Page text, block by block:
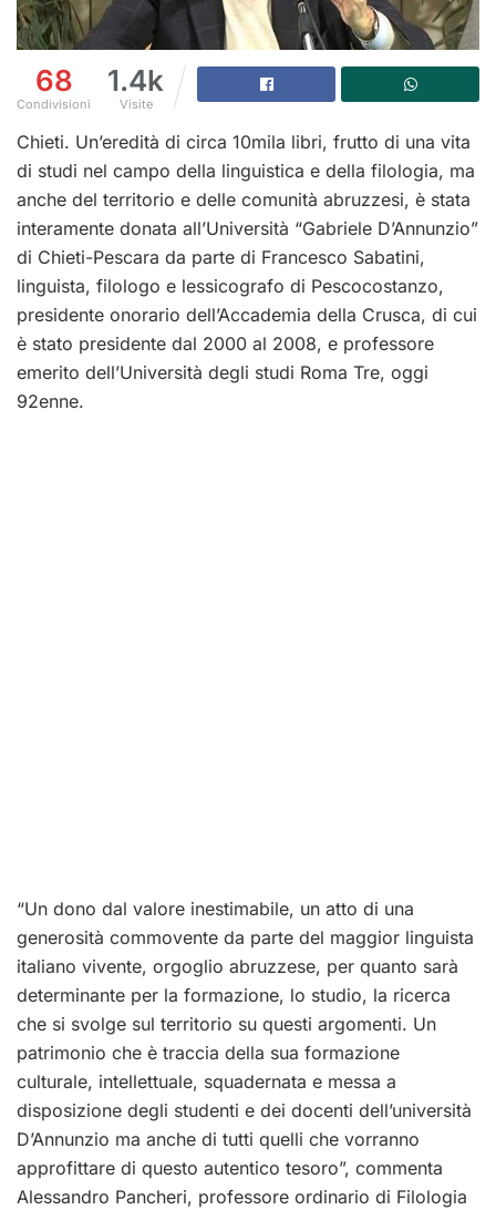
68
Condivisioni
1.4k
Visite
Chieti. Un’eredità di circa 10mila libri, frutto di una vita
di studi nel campo della linguistica e della filologia, ma
anche del territorio e delle comunità abruzzesi, è stata
interamente donata all’Università “Gabriele D’Annunzio”
di Chieti-Pescara da parte di Francesco Sabatini,
linguista, filologo e lessicografo di Pescocostanzo,
presidente onorario dell’Accademia della Crusca, di cui
è stato presidente dal 2000 al 2008, e professore
emerito dell’Università degli studi Roma Tre, oggi
92enne.
“Un dono dal valore inestimabile, un atto di una
generosità commovente da parte del maggior linguista
italiano vivente, orgoglio abruzzese, per quanto sarà
determinante per la formazione, lo studio, la ricerca
che si svolge sul territorio su questi argomenti. Un
patrimonio che è traccia della sua formazione
culturale, intellettuale, squadernata e messa a
disposizione degli studenti e dei docenti dell’università
D’Annunzio ma anche di tutti quelli che vorranno
approfittare di questo autentico tesoro”, commenta
Alessandro Pancheri, professore ordinario di Filologia